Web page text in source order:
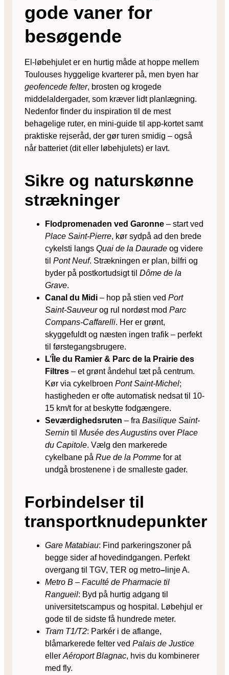
gode vaner for
besøgende
El-løbehjulet er en hurtig måde at hoppe mellem
Toulouses hyggelige kvarterer på, men byen har
geofencede felter, brosten og krogede
middelaldergader, som kræver lidt planlægning.
Nedenfor finder du inspiration til de mest
behagelige ruter, en mini-guide til app-kortet samt
praktiske rejseråd, der gør turen smidig – også
når batteriet (dit eller løbehjulets) er lavt.
Sikre og naturskønne
strækninger
Flodpromenaden ved Garonne – start ved
Place Saint-Pierre, kør sydpå ad den brede
cykelsti langs Quai de la Daurade og videre
til Pont Neuf. Strækningen er plan, bilfri og
byder på postkortudsigt til Dôme de la
Grave.
Canal du Midi – hop på stien ved Port
Saint-Sauveurog rul nordøst mod Parc
Compans-Caffarelli. Her er grønt,
skyggefuldt og næsten ingen trafik – perfekt
til førstegangsbrugere.
L’Île du Ramier & Parc de la Prairie des
Filtres – et grønt åndehul tæt på centrum.
Kør via cykelbroen Pont Saint-Michel;
hastigheden er ofte automatisk nedsat til 10-
15 km/t for at beskytte fodgængere.
Seværdighedsruten – fra Basilique Saint-
Sernin til Musée des Augustins over Place
du Capitole. Vælg den markerede
cykelbane på Rue de la Pomme for at
undgå brostenene i de smalleste gader.
Forbindelser til
transportknudepunkter
Gare Matabiau: Find parkeringszoner på
begge sider af hovedindgangen. Perfekt
overgang til TGV, TER og metro– linje A.
Metro B – Faculté de Pharmacie til
Rangueil: Byd på hurtig adgang til
universitetscampus og hospital. Løbehjul er
gode til de sidste få hundrede meter.
Tram T1/T2: Parkér i de aflange,
blåmarkerede felter ved Palais de Justice
eller Aéroport Blagnac, hvis du kombinerer
med fly.